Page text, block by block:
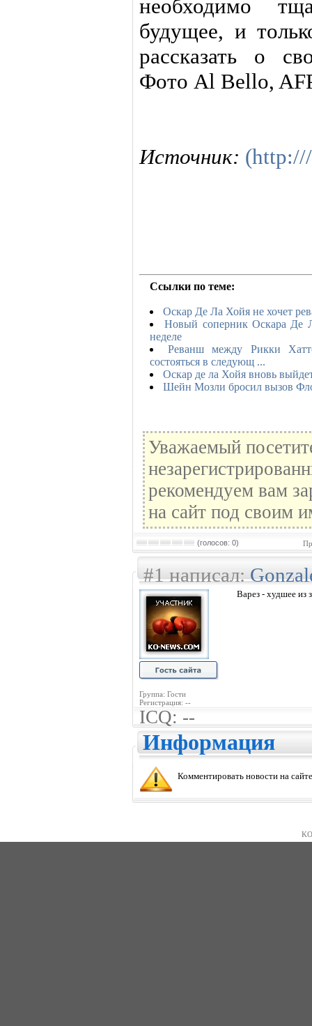
необходимо
будущее, и
рассказать о
Фото Al Bello,
Источник:
Ссылки по теме:
Оскар Де Ла Хойя не хочет
Новый соперник Оскара Де
неделе
Реванш между Рикки
состояться в следующ ...
Оскар де ла Хойя вновь
Шейн Мозли бросил вызов
Уважаемый
рекомендуем вам
на сайт под своим
(голосов: 0)
#1 написал:
Группа: Гости
Регистрация: --
Варез - худшее из
ICQ: --
Информация
Комментировать новости на